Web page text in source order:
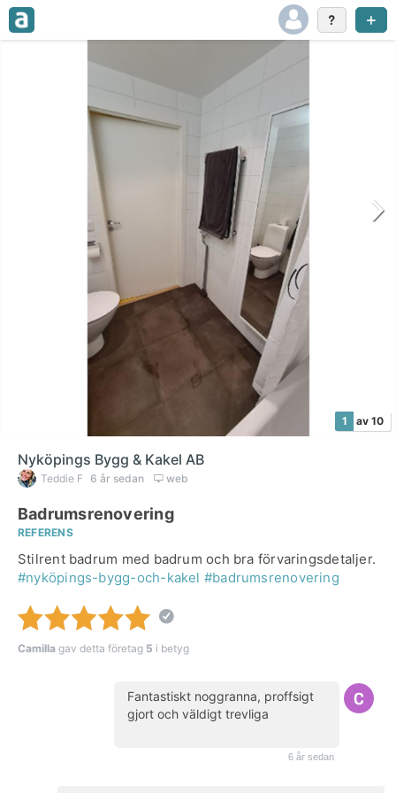
1 av 10
Nyköpings Bygg & Kakel AB
Teddie F 6 år sedan web
Badrumsrenovering
REFERENS
Stilrent badrum med badrum och bra förvaringsdetaljer.
#nyköpings-bygg-och-kakel #badrumsrenovering
Camilla gav detta företag 5 i betyg
Fantastiskt noggranna, proffsigt
gjort och väldigt trevliga
6 år sedan